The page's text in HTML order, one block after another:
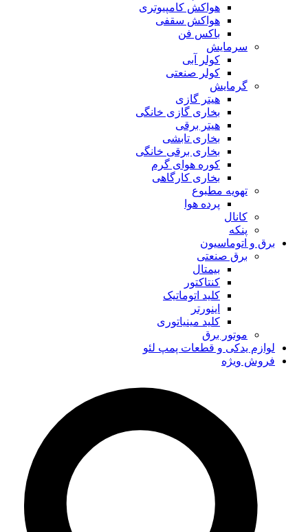
هواکش کامپیوتری
هواکش سقفی
باکس فن
سرمایش
کولر آبی
کولر صنعتی
گرمایش
هیتر گازی
بخاری گازی خانگی
هیتر برقی
بخاری تابشی
بخاری برقی خانگی
کوره هوای گرم
بخاری کارگاهی
تهویه مطبوع
پرده هوا
کانال
پنکه
برق و اتوماسیون
برق صنعتی
بیمتال
کنتاکتور
کلید اتوماتیک
اینورتر
کلید مینیاتوری
موتور برق
لوازم یدکی و قطعات پمپ لئو
فروش ویژه